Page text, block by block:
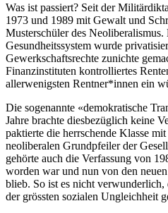
Was ist passiert? Seit der
1973 und 1989 mit Gewalt und
Musterschüler des
Gesundheitssystem wurde
Gewerkschaftsrechte zunichte
Finanzinstituten kontrolliertes
allerwenigsten Rentner*innen ein
Die sogenannte «demokratische
Jahre brachte diesbezüglich keine
paktierte die herrschende Klasse
neoliberalen Grundpfeiler der
gehörte auch die Verfassung von
worden war und nun von den
blieb. So ist es nicht
der grössten sozialen Ungleichheit